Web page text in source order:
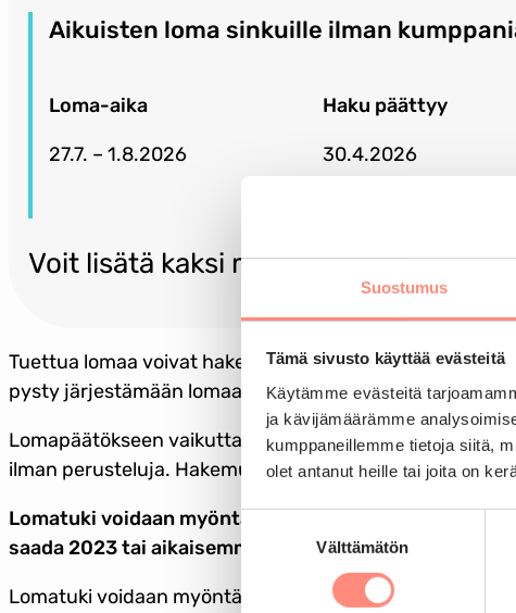
Suostumus
Tämä sivusto käyttää evästeitä
Käytämme evästeitä
ja kävijämäärämme
kumppaneillemme tietoja siitä,
olet antanut heille tai joita on
Suostumuksen
valinta
Välttämätön
Aikuisten loma sinkuille ilman
Loma-aika
27.7. – 1.8.2026
Haku päättyy
30.4.2026
Voit lisätä kaksi muuta lomatoivetta
Tuettua lomaa voivat hakea pienituloiset Suomessa
pysty järjestämään lomaa.
Lomapäätökseen vaikuttaa taloudellinen,
ilman perusteluja. Hakemuksella annetut tiedot tulevat
Lomatuki voidaan myöntää korkeintaan joka kolmas
saada 2023 tai aikaisemmin tuetulla lomalla olleet.
Lomatuki voidaan myöntää enintään kolme kertaa